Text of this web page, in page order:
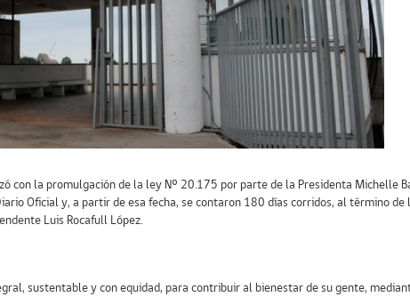
con la promulgación de la ley Nº 20.175 por parte de la Presidenta Michelle
Oficial y, a partir de esa fecha, se contaron 180 días corridos, al término de
Luis Rocafull López.
sustentable y con equidad, para contribuir al bienestar de su gente,